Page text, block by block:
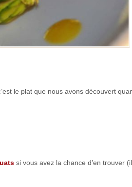
le plat que nous avons découvert
si vous avez la chance d’en trouver